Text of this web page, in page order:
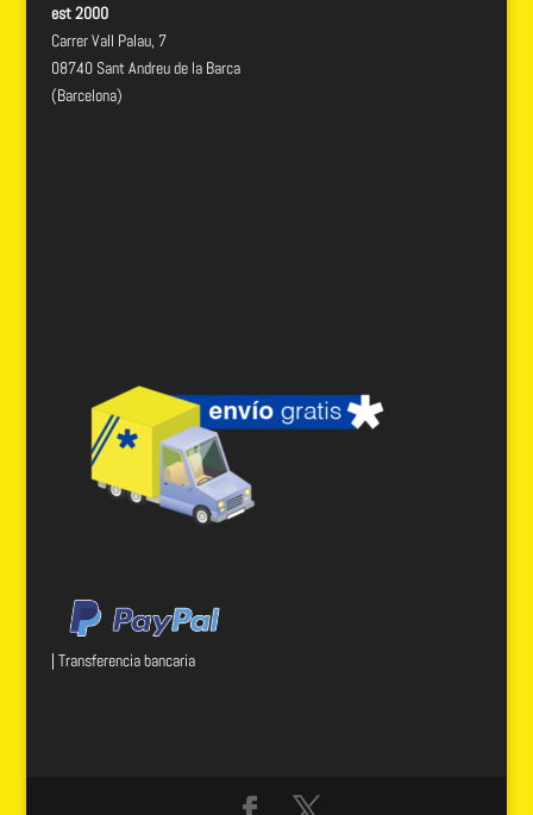
est 2000
Carrer Vall Palau, 7
08740 Sant Andreu de la Barca
(Barcelona)
| Transferencia bancaria